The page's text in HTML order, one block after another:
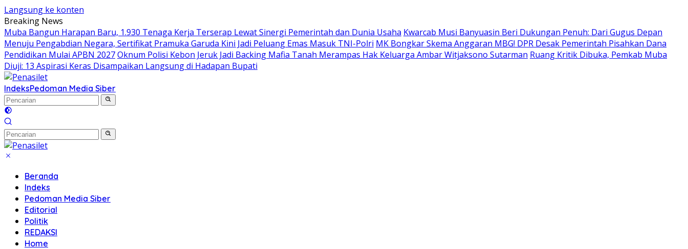
Langsung ke konten
Breaking News
Muba Bangun Harapan Baru, 1.930 Tenaga Kerja Terserap Lewat Sinergi Pemerintah dan Dunia Usaha Kwarcab Musi Banyuasin Beri Dukungan Penuh: Dari Gugus Depan
Menuju Pengabdian Negara, Sertifikat Pramuka Garuda Kini Jadi Peluang Emas Masuk TNI-Polri MK Bongkar Skema Anggaran MBG! DPR Desak Pemerintah Pisahkan Dana
Pendidikan Mulai APBN 2027Oknum Polisi Kebon Jeruk Jadi Backing Mafia Tanah Merampas Hak Keluarga Ambar Witjaksono Sutarman Ruang Kritik Dibuka, Pemkab Muba
Diuji: 13 Aspirasi Keras Disampaikan Langsung di Hadapan Bupati
IndeksPedoman Media Siber
Beranda
Indeks
Pedoman Media Siber
Editorial
Politik
REDAKSI
Home